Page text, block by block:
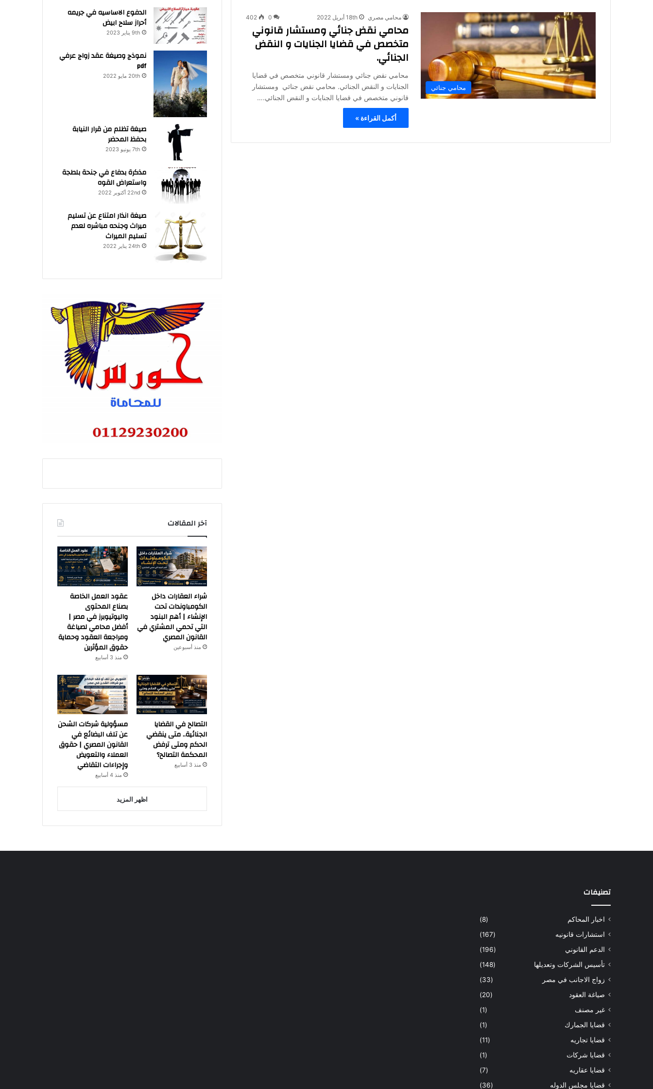
محامي جنائي
محامي مصري 18th أبريل 2022 0
402
محامي نقض جنائي ومستشار قانوني
متخصص في قضايا الجنايات و النقض
الجنائي.
محامي نقض جنائي ومستشار قانوني متخصص في قضايا
الجنايات و النقض الجنائي. محامي نقض جنائي ومستشار
قانوني متخصص في قضايا الجنايات و النقض الجنائي.…
أكمل القراءة »
الدفوع الاساسيه في جريمه
أحراز سلاح ابيض
9th يناير 2023
نموذج وصيغة عقد زواج عرفي
pdf
20th مايو 2022
صيغة تظلم من قرار النيابة
بحفظ المحضر
7th يونيو 2023
مذكرة بدفاع في جنحة بلطجة
واستعراض القوه
22nd أكتوبر 2022
صيغة انذار امتناع عن تسليم
ميراث وجنحه مباشره لعدم
تسليم الميراث
24th يناير 2022
آخر المقالات
شراء العقارات داخل
الكومباوندات تحت
الإنشاء | أهم البنود
التي تحمي المشتري في
القانون المصري
منذ أسبوعين
عقود العمل الخاصة
بصناع المحتوى
واليوتيوبرز في مصر |
أفضل محامي لصياغة
ومراجعة العقود وحماية
حقوق المؤثرين
منذ 3 أسابيع
التصالح في القضايا
الجنائية.. متى ينقضي
الحكم ومتى ترفض
المحكمة التصالح؟
منذ 3 أسابيع
مسؤولية شركات الشحن
عن تلف البضائع في
القانون المصري | حقوق
العملاء والتعويض
وإجراءات التقاضي
منذ 4 أسابيع
اظهر المزيد
تصنيفات
اخبار المحاكم
(8)
استشارات قانونيه
(167)
الدعم القانوني
(196)
تأسيس الشركات وتعديلها
(148)
زواج الاجانب في مصر
(33)
صياغة العقود
(20)
غير مصنف
(1)
قضايا الجمارك
(1)
قضايا تجاريه
(11)
قضايا شركات
(1)
قضايا عقاريه
(7)
قضايا مجلس الدوله
(36)